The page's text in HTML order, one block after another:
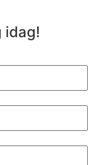
idag!